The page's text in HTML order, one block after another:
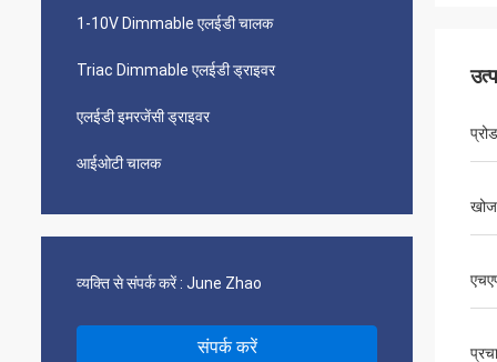
1-10V Dimmable एलईडी चालक
Triac Dimmable एलईडी ड्राइवर
एलईडी इमरजेंसी ड्राइवर
आईओटी चालक
व्यक्ति से संपर्क करें : June Zhao
संपर्क करें
खोज